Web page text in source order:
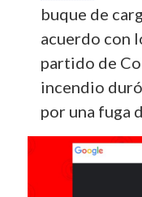
buque de
acuerdo con
partido de
incendio duró
por una fuga